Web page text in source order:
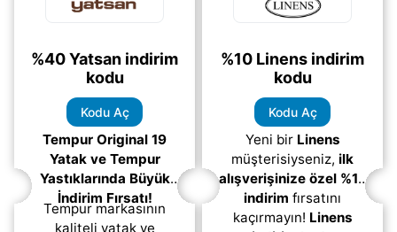
%40 Yatsan indirim
kodu
Kodu Aç
Tempur Original 19
Yatak ve Tempur
Yastıklarında Büyük
İndirim Fırsatı!
Tempur markasının
kaliteli yatak ve
%10 Linens indirim
kodu
Kodu Aç
Yeni bir Linens
müşterisiyseniz, ilk
alışverişinize özel %10
indirim fırsatını
kaçırmayın! Linens